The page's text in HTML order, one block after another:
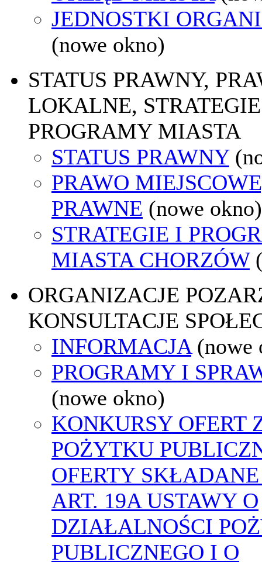
JEDNOSTKI
(nowe okno)
STATUS PRAWNY,
LOKALNE,
PROGRAMY MIASTA
STATUS PRAWNY
PRAWO
PRAWNE (nowe okno)
STRATEGIE I
MIASTA CHORZÓW
ORGANIZACJE
KONSULTACJE
INFORMACJA (nowe
PROGRAMY I
(nowe okno)
KONKURSY OFERT
POŻYTKU
OFERTY
ART. 19A USTAWY O
DZIAŁALNOŚCI
PUBLICZNEGO I O